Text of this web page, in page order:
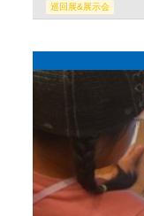
巡回展&展示会